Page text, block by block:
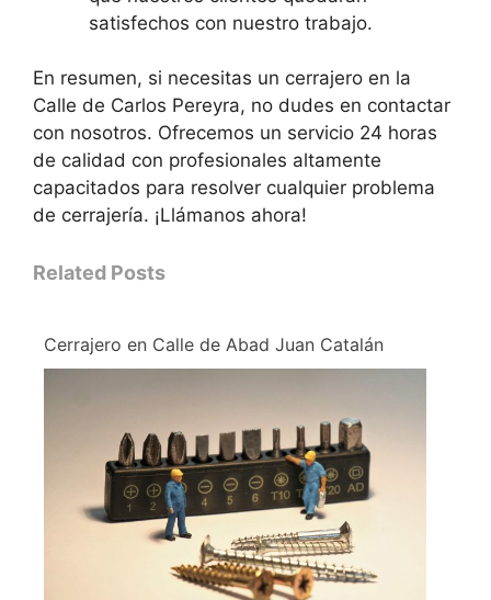
satisfechos con nuestro trabajo.
En resumen, si necesitas un cerrajero en la
Calle de Carlos Pereyra, no dudes en contactar
con nosotros. Ofrecemos un servicio 24 horas
de calidad con profesionales altamente
capacitados para resolver cualquier problema
de cerrajería. ¡Llámanos ahora!
Related Posts
Cerrajero en Calle de Abad Juan Catalán